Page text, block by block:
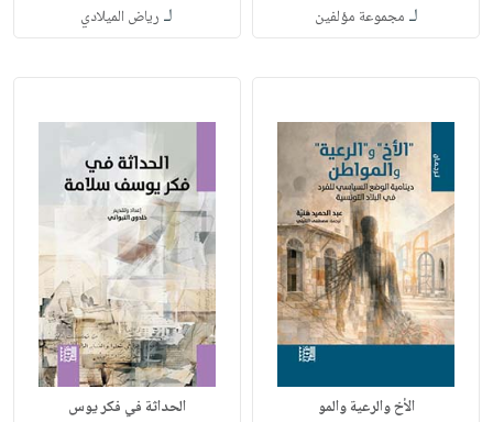
لـ مجموعة مؤلفين لـ رياض الميلادي
الأخ والرعية والمو الحداثة في فكر يوس